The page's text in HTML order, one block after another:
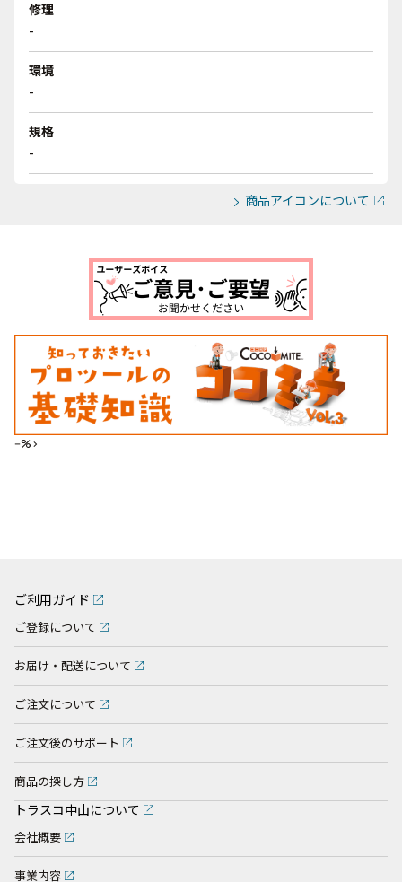
修理
-
環境
-
規格
-
商品アイコンについて
--%>
ご利用ガイド
ご登録について
お届け・配送について
ご注文について
ご注文後のサポート
商品の探し方
トラスコ中山について
会社概要
事業内容